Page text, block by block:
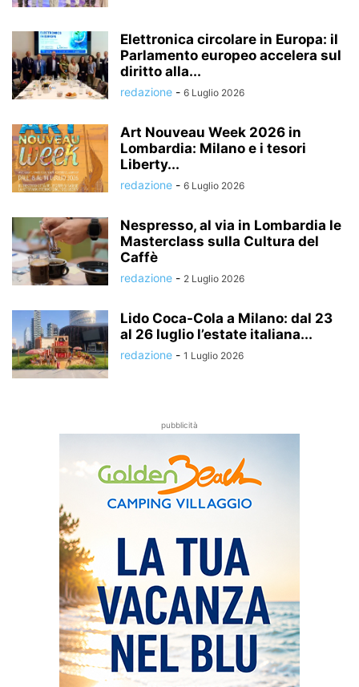
Elettronica circolare in Europa: il
Parlamento europeo accelera sul
diritto alla...
redazione - 6 Luglio 2026
Art Nouveau Week 2026 in
Lombardia: Milano e i tesori
Liberty...
redazione - 6 Luglio 2026
Nespresso, al via in Lombardia le
Masterclass sulla Cultura del
Caffè
redazione - 2 Luglio 2026
Lido Coca-Cola a Milano: dal 23
al 26 luglio l’estate italiana...
redazione - 1 Luglio 2026
pubblicità